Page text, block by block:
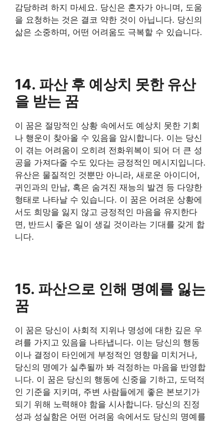
감당하려 하지 마세요. 당신은 혼자가 아니며, 도움
을 요청하는 것은 결코 약한 것이 아닙니다. 당신의
삶은 소중하며, 어떤 어려움도 극복할 수 있습니다.
14. 파산 후 예상치 못한 유산
을 받는 꿈
이 꿈은 절망적인 상황 속에서도 예상치 못한 기회
나 행운이 찾아올 수 있음을 암시합니다. 이는 당신
이 겪는 어려움이 오히려 전화위복이 되어 더 큰 성
공을 가져다줄 수도 있다는 긍정적인 메시지입니다.
유산은 물질적인 것뿐만 아니라, 새로운 아이디어,
귀인과의 만남, 혹은 숨겨진 재능의 발견 등 다양한
형태로 나타날 수 있습니다. 이 꿈은 어려운 상황에
서도 희망을 잃지 않고 긍정적인 마음을 유지한다
면, 반드시 좋은 일이 생길 것이라는 기대를 갖게 합
니다.
15. 파산으로 인해 명예를 잃는
꿈
이 꿈은 당신이 사회적 지위나 명성에 대한 깊은 우
려를 가지고 있음을 나타냅니다. 이는 당신의 행동
이나 결정이 타인에게 부정적인 영향을 미치거나,
당신의 명예가 실추될까 봐 걱정하는 마음을 반영합
니다. 이 꿈은 당신의 행동에 신중을 기하고, 도덕적
인 기준을 지키며, 주변 사람들에게 좋은 본보기가
되기 위해 노력해야 함을 시사합니다. 당신의 진정
성과 성실함은 어떤 어려움 속에서도 당신의 명예를